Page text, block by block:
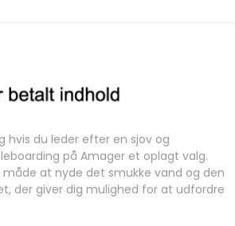
du leder efter en sjov og
på Amager et oplagt valg.
at nyde det smukke vand og den
der giver dig mulighed for at udfordre